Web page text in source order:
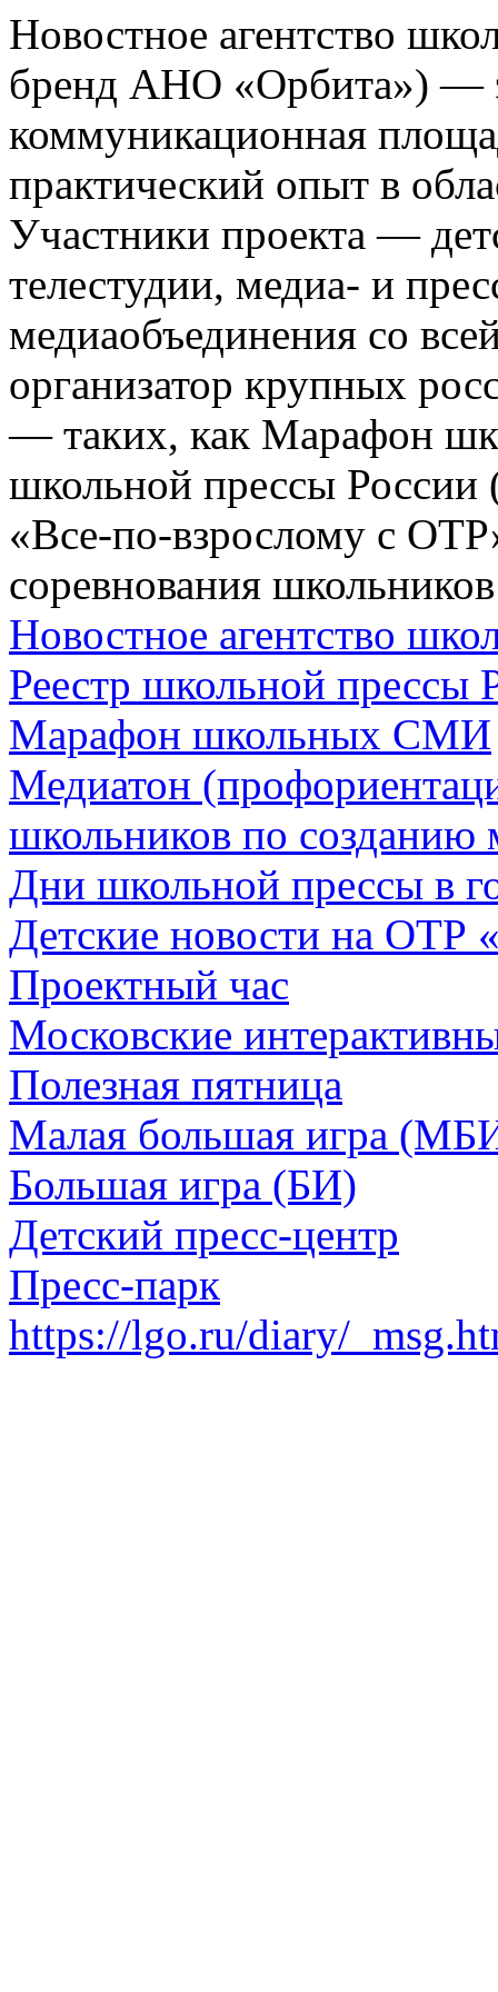
Новостное агентство
бренд АНО «Орбита») —
коммуникационная
практический опыт в
Участники проекта —
телестудии, медиа- и
медиаобъединения со
организатор крупных
— таких, как Марафон
школьной прессы России
«Все-по-взрослому с
соревнования
Новостное агентство
Реестр школьной прессы
Марафон школьных СМИ
Медиатон
школьников по созданию
Дни школьной прессы в
Детские новости на ОТР
Проектный час
Московские
Полезная пятница
Малая большая игра
Большая игра (БИ)
Детский пресс-центр
Пресс-парк
https://lgo.ru/diary/